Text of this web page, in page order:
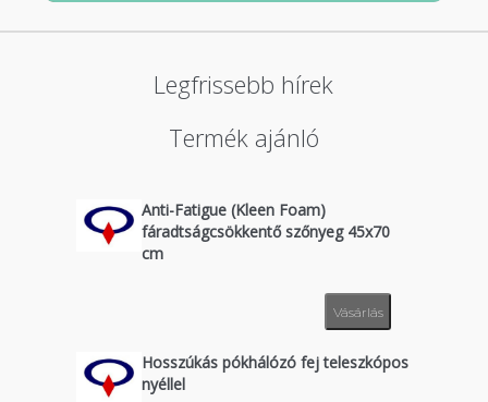
Legfrissebb hírek
Termék ajánló
Anti-Fatigue (Kleen Foam)
fáradtságcsökkentő szőnyeg 45x70
cm
Vásárlás
Hosszúkás pókhálózó fej teleszkópos
nyéllel